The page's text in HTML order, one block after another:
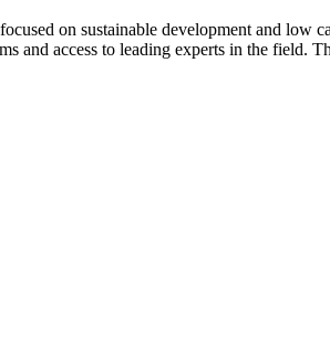
on sustainable development and low
and access to leading experts in the field.